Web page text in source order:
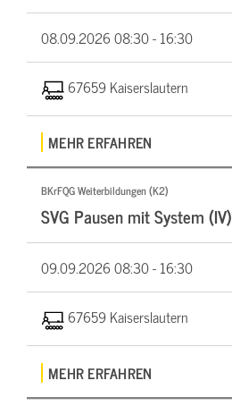
08.09.202608:30 - 16:30
67659 Kaiserslautern
MEHR ERFAHREN
BKrFQG Weiterbildungen (K2)
SVG Pausen mit System (IV)
09.09.202608:30 - 16:30
67659 Kaiserslautern
MEHR ERFAHREN